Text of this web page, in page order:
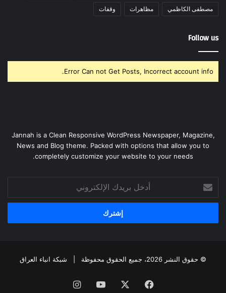
مصطفى الكاظمي مظاهرات وقفات
Follow us
Error Can not Get Posts, Incorrect account info.
Jannah is a Clean Responsive WordPress Newspaper, Magazine,
News and Blog theme. Packed with options that allow you to
completely customize your website to your needs.
بريدك
الإلكتروني
© حقوق النشر 2026، جميع الحقوق محفوظة | شبكة انباء العراق
فيسبوك ‫YouTubeانستقرام